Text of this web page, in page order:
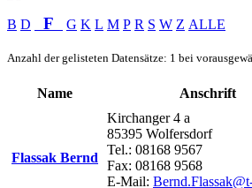
B D F G K L M P R S W Z ALLE
Anzahl der gelisteten Datensätze: 1 bei
Name Anschrift
Flassak Bernd
Kirchanger 4 a
85395 Wolfersdorf
Tel.: 08168 9567
Fax: 08168 9568
E-Mail: